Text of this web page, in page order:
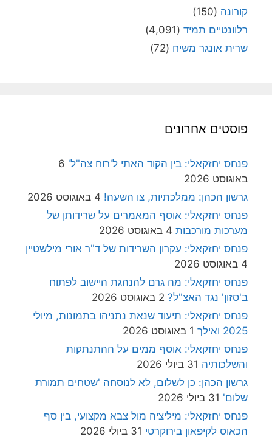
קורונה (150)
רלוונטיים תמיד (4,091)
שרית אונגר משיח (72)
פוסטים אחרונים
פנחס יחזקאלי: בין הקוד האתי ל'רוח צה"ל' 6
באוגוסט 2026
גרשון הכהן: ממלכתיות, צו השעה! 4 באוגוסט 2026
פנחס יחזקאלי: אוסף המאמרים על שרידותן של
מערכות מורכבות 4 באוגוסט 2026
פנחס יחזקאלי: עקרון השרידות של ד"ר אורי מילשטיין
4 באוגוסט 2026
פנחס יחזקאלי: מה גרם להנהגת היישוב לפתוח
ב'סזון' נגד האצ"ל? 2 באוגוסט 2026
פנחס יחזקאלי: תיעוד שנאת נתניהו בתמונות, מיולי
2025 ואילך
1 באוגוסט 2026
פנחס יחזקאלי: אוסף ממים על ההתנתקות
והשלכותיה 31 ביולי 2026
גרשון הכהן: כן לשלום, לא לנוסחה 'שטחים תמורת
שלום' 31 ביולי 2026
פנחס יחזקאלי: מיליציה מול צבא מקצועי, בין סף
הכאוס לקיפאון בירוקרטי 31 ביולי 2026